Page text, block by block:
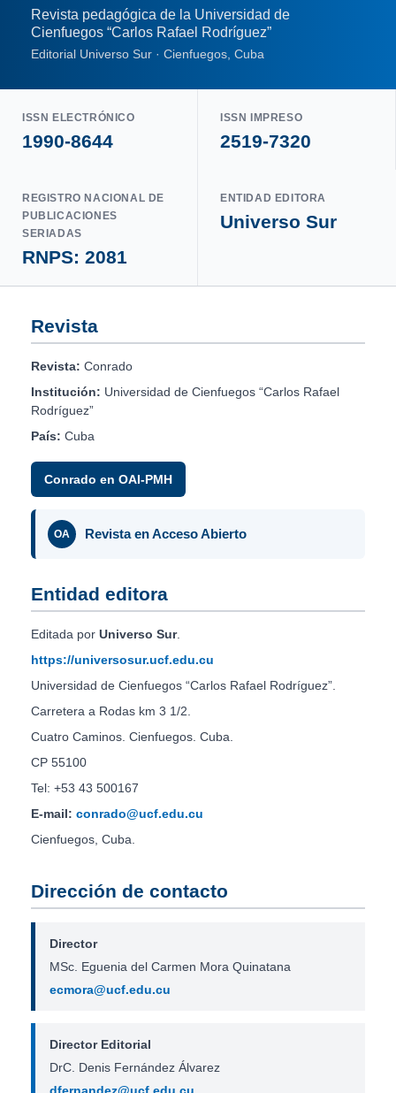
Revista pedagógica de la Universidad de
Cienfuegos “Carlos Rafael Rodríguez”
Editorial Universo Sur · Cienfuegos, Cuba
ISSN ELECTRÓNICO
1990-8644
ISSN IMPRESO
2519-7320
REGISTRO NACIONAL DE
PUBLICACIONES
SERIADAS
RNPS: 2081
ENTIDAD EDITORA
Universo Sur
Revista
Revista: Conrado
Institución: Universidad de Cienfuegos “Carlos Rafael
Rodríguez”
País: Cuba
Conrado en OAI-PMH
OA Revista en Acceso Abierto
Entidad editora
Editada por Universo Sur.
https://universosur.ucf.edu.cu
Universidad de Cienfuegos “Carlos Rafael Rodríguez”.
Carretera a Rodas km 3 1/2.
Cuatro Caminos. Cienfuegos. Cuba.
CP 55100
Tel: +53 43 500167
E-mail: conrado@ucf.edu.cu
Cienfuegos, Cuba.
Dirección de contacto
Director
MSc. Eguenia del Carmen Mora Quinatana
ecmora@ucf.edu.cu
Director Editorial
DrC. Denis Fernández Álvarez